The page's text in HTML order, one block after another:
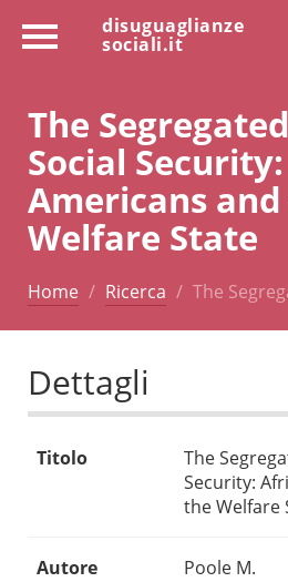
disuguaglianze
sociali.it
The
Social
Americans
Welfare State
Home Ricerca The
Dettagli
Titolo
The
Security:
the Welfare
Autore Poole M.